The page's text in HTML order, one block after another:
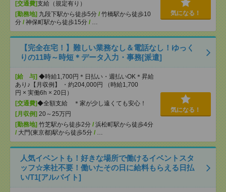
[交通費]支給（規定有り）
[勤務地] 九段下駅から徒歩5分 / 竹橋駅から徒歩10
分 / 神保町駅から徒歩15分 / …
気になる！
【完全在宅！】難しい業務なし＆電話なし！ゆっく
りの11時～時短＊データ入力・事務[派遣]
[給 与] ◆時給1,700円＊日払い・週払いOK＊昇給
あり♪【月収例】 ・約204,000円 （時給1,700
円 × 実働6h × 20日）
[交通費]◆全額支給 ＊家が少し遠くても安心！
[月収例] 20～25万円
[勤務地] 竹芝駅から徒歩2分 / 浜松町駅から徒歩4分
/ 大門(東京都)駅から徒歩5分 / …
気になる！
人気イベントも！好きな場所で働けるイベントスタ
ッフ☆来社不要！働いたその日に給料もらえる日払
い/T1[アルバイト]